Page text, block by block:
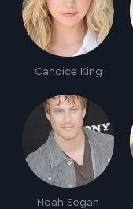
Candice King
Noah Segan